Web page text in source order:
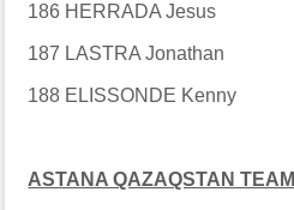
186 HERRADA Jesus
187 LASTRA Jonathan
188 ELISSONDE Kenny
ASTANA QAZAQSTAN TEAM